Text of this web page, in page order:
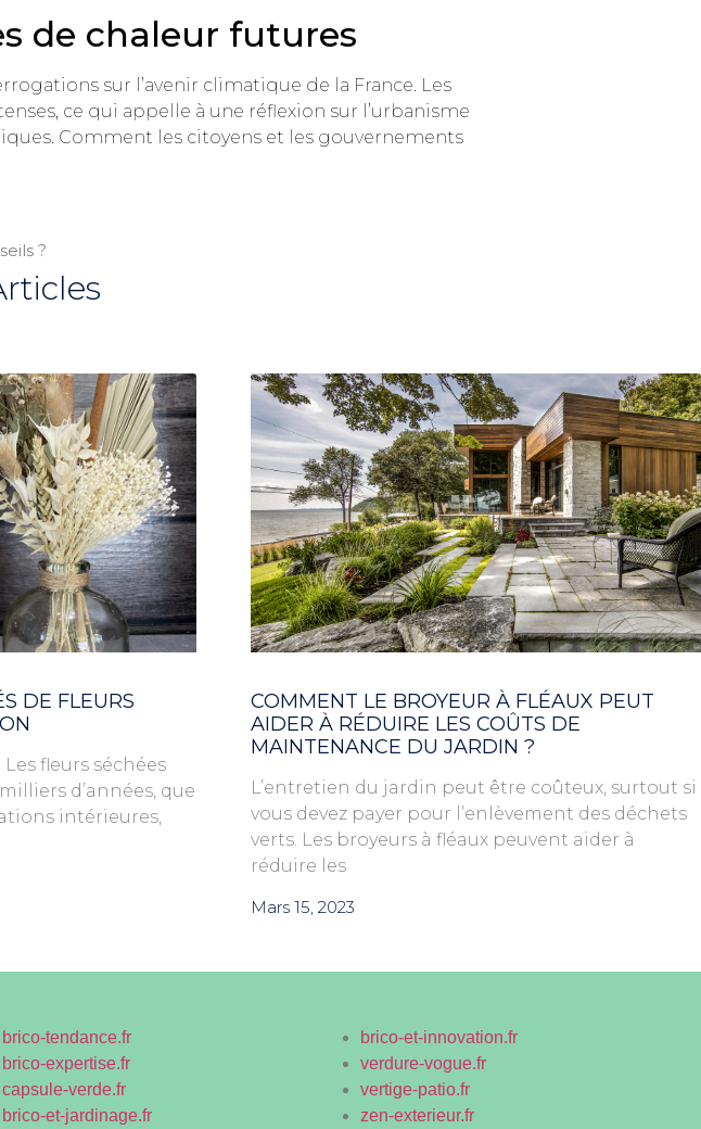
de chaleur futures
sur l’avenir climatique de la France. Les
ce qui appelle à une réflexion sur l’urbanisme
Comment les citoyens et les gouvernements
?
DE FLEURS
fleurs séchées
d’années, que
intérieures,
COMMENT LE BROYEUR À FLÉAUX PEUT
AIDER À RÉDUIRE LES COÛTS DE
MAINTENANCE DU JARDIN ?
L’entretien du jardin peut être coûteux, surtout si
vous devez payer pour l’enlèvement des déchets
verts. Les broyeurs à fléaux peuvent aider à
réduire les
Mars 15, 2023
brico-tendance.fr
brico-expertise.fr
capsule-verde.fr
brico-et-jardinage.fr
brico-et-innovation.fr
verdure-vogue.fr
vertige-patio.fr
zen-exterieur.fr